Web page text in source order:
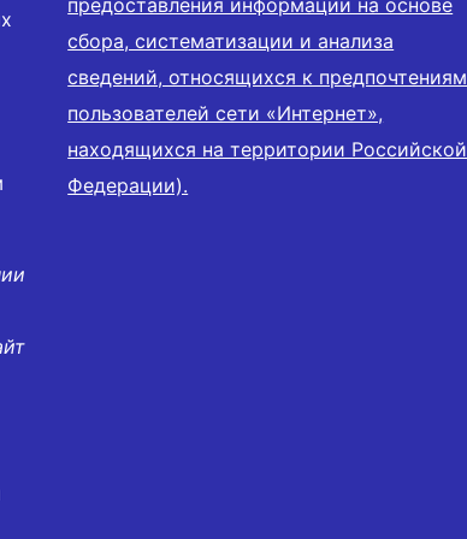
предоставления информации на основе
сбора, систематизации и анализа
сведений, относящихся к предпочтениям
пользователей сети «Интернет»,
находящихся на территории Российской
Федерации).